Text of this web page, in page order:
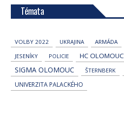
Témata
VOLBY 2022 UKRAJINA ARMÁDA
JESENÍKY
POLICIE HC OLOMOUC
SIGMA OLOMOUC ŠTERNBERK
UNIVERZITA PALACKÉHO